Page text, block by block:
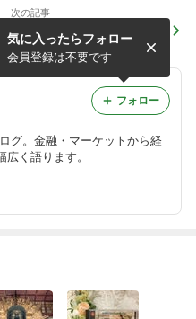
次の記事
6/22（土）のＦＭ軽井沢『軽
井沢発！太田忠の経済・金融
“縦横無尽”』 （第496回）
グ。金融・マーケットから経
く語ります。
気に入ったらフォロー
会員登録は不要です
フォロー